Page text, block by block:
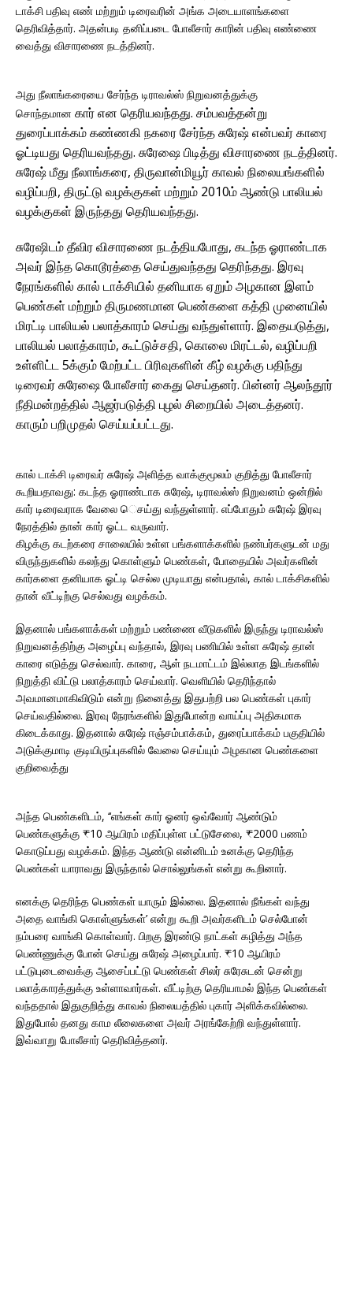
டாக்சி பதிவு எண் மற்றும் டிரைவரின் அங்க அடையாளங்களை
தெரிவித்தார். அதன்படி தனிப்படை போலீசார் காரின் பதிவு எண்ணை
வைத்து விசாரணை நடத்தினர்.
அது நீலாங்கரையை சேர்ந்த டிராவல்ஸ் நிறுவனத்துக்கு
சொந்தமான கார் என தெரியவந்தது. சம்பவத்தன்று
துரைப்பாக்கம் கண்ணகி நகரை சேர்ந்த சுரேஷ் என்பவர் காரை
ஓட்டியது தெரியவந்தது. சுரேஷை பிடித்து விசாரணை நடத்தினர்.
சுரேஷ் மீது நீலாங்கரை, திருவான்மியூர் காவல் நிலையங்களில்
வழிப்பறி, திருட்டு வழக்குகள் மற்றும் 2010ம் ஆண்டு பாலியல்
வழக்குகள் இருந்தது தெரியவந்தது.
சுரேஷிடம் தீவிர விசாரணை நடத்தியபோது, கடந்த ஓராண்டாக
அவர் இந்த கொடூரத்தை செய்துவந்தது தெரிந்தது. இரவு
நேரங்களில் கால் டாக்சியில் தனியாக ஏறும் அழகான இளம்
பெண்கள் மற்றும் திருமணமான பெண்களை கத்தி முனையில்
மிரட்டி பாலியல் பலாத்காரம் செய்து வந்துள்ளார். இதையடுத்து,
பாலியல் பலாத்காரம், கூட்டுச்சதி, கொலை மிரட்டல், வழிப்பறி
உள்ளிட்ட 5க்கும் மேற்பட்ட பிரிவுகளின் கீழ் வழக்கு பதிந்து
டிரைவர் சுரேஷை போலீசார் கைது செய்தனர். பின்னர் ஆலந்தூர்
நீதிமன்றத்தில் ஆஜர்படுத்தி புழல் சிறையில் அடைத்தனர்.
காரும் பறிமுதல் செய்யப்பட்டது.
கால் டாக்சி டிரைவர் சுரேஷ் அளித்த வாக்குமூலம் குறித்து போலீசார்
கூறியதாவது: கடந்த ஓராண்டாக சுரேஷ், டிராவல்ஸ் நிறுவனம் ஒன்றில்
கார் டிரைவராக வேலை ெசய்து வந்துள்ளார். எப்போதும் சுரேஷ் இரவு
நேரத்தில் தான் கார் ஓட்ட வருவார்.
கிழக்கு கடற்கரை சாலையில் உள்ள பங்களாக்களில் நண்பர்களுடன் மது
விருந்துகளில் கலந்து கொள்ளும் பெண்கள், போதையில் அவர்களின்
கார்களை தனியாக ஓட்டி செல்ல முடியாது என்பதால், கால் டாக்சிகளில்
தான் வீட்டிற்கு செல்வது வழக்கம்.
இதனால் பங்களாக்கள் மற்றும் பண்ணை வீடுகளில் இருந்து டிராவல்ஸ்
நிறுவனத்திற்கு அழைப்பு வந்தால், இரவு பணியில் உள்ள சுரேஷ் தான்
காரை எடுத்து செல்வார். காரை, ஆள் நடமாட்டம் இல்லாத இடங்களில்
நிறுத்தி விட்டு பலாத்காரம் செய்வார். வெளியில் தெரிந்தால்
அவமானமாகிவிடும் என்று நினைத்து இதுபற்றி பல பெண்கள் புகார்
செய்வதில்லை. இரவு நேரங்களில் இதுபோன்ற வாய்ப்பு அதிகமாக
கிடைக்காது. இதனால் சுரேஷ் ஈஞ்சம்பாக்கம், துரைப்பாக்கம் பகுதியில்
அடுக்குமாடி குடியிருப்புகளில் வேலை செய்யும் அழகான பெண்களை
குறிவைத்து
அந்த பெண்களிடம், ‘‘எங்கள் கார் ஓனர் ஒவ்வோர் ஆண்டும்
பெண்களுக்கு ₹10 ஆயிரம் மதிப்புள்ள பட்டுசேலை, ₹2000 பணம்
கொடுப்பது வழக்கம். இந்த ஆண்டு என்னிடம் உனக்கு தெரிந்த
பெண்கள் யாராவது இருந்தால் சொல்லுங்கள் என்று கூறினார்.
எனக்கு தெரிந்த பெண்கள் யாரும் இல்லை. இதனால் நீங்கள் வந்து
அதை வாங்கி கொள்ளுங்கள்’ என்று கூறி அவர்களிடம் செல்போன்
நம்பரை வாங்கி கொள்வார். பிறகு இரண்டு நாட்கள் கழித்து அந்த
பெண்ணுக்கு போன் செய்து சுரேஷ் அழைப்பார். ₹10 ஆயிரம்
பட்டுபுடைவைக்கு ஆசைப்பட்டு பெண்கள் சிலர் சுரேசுடன் சென்று
பலாத்காரத்துக்கு உள்ளாவார்கள். வீட்டிற்கு தெரியாமல் இந்த பெண்கள்
வந்ததால் இதுகுறித்து காவல் நிலையத்தில் புகார் அளிக்கவில்லை.
இதுபோல் தனது காம லீலைகளை அவர் அரங்கேற்றி வந்துள்ளார்.
இவ்வாறு போலீசார் தெரிவித்தனர்.